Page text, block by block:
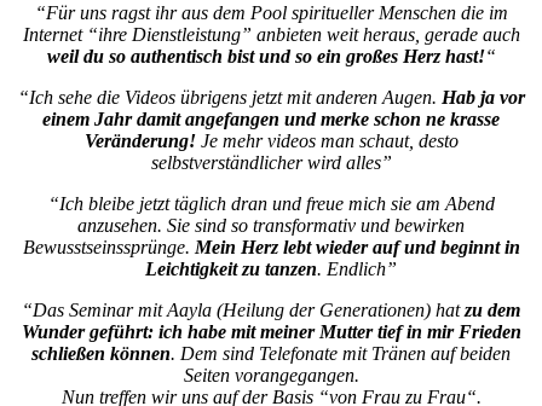
“Für uns ragst ihr aus dem Pool spiritueller Menschen die im
Internet “ihre Dienstleistung” anbieten weit heraus, gerade auch
weil du so authentisch bist und so ein großes Herz hast!“
“Ich sehe die Videos übrigens jetzt mit anderen Augen. Hab ja vor
einem Jahr damit angefangen und merke schon ne krasse
Veränderung!Je mehr videos man schaut, desto
selbstverständlicher wird alles”
“Ich bleibe jetzt täglich dran und freue mich sie am Abend
anzusehen. Sie sind so transformativ und bewirken
Bewusstseinssprünge. Mein Herz lebt wieder auf und beginnt in
Leichtigkeit zu tanzen. Endlich”
“Das Seminar mit Aayla (Heilung der Generationen) hatzu dem
Wunder geführt: ich habe mit meiner Mutter tief in mir Frieden
schließen können. Dem sind Telefonate mit Tränen auf beiden
Seiten vorangegangen.
Nun treffen wir uns auf der Basis “von Frau zu Frau“.